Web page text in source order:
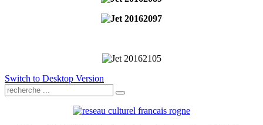
Switch to Desktop Version